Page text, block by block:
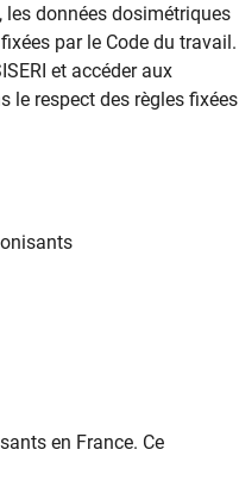
données dosimétriques
par le Code du travail.
et accéder aux
le respect des règles fixées
en France. Ce